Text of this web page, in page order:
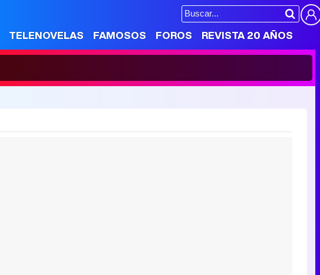
TELENOVELAS FAMOSOS FOROS REVISTA 20 AÑOS